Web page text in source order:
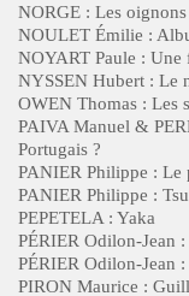
NORGE : Les
NOULET Émilie :
NOYART Paule : Une
NYSSEN Hubert : Le
OWEN Thomas : Les
PAIVA Manuel &
Portugais ?
PANIER Philippe : Le
PANIER Philippe :
PEPETELA : Yaka
PÉRIER Odilon-Jean :
PÉRIER Odilon-Jean :
PIRON Maurice :